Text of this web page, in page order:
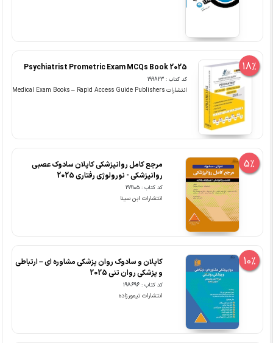
18%
Psychiatrist Prometric Exam MCQs Book 2025
کد کتاب : 199823
انتشارات Medical Exam Books – Rapid Access Guide Publishers
5%
مرجع کامل روانپزشکی کاپلان سادوک عصبی
روانپزشکی - نورولوژی رفتاری 2025
کد کتاب : 199105
انتشارات ابن سینا
10%
کاپلان و سادوک روان پزشکی مشاوره ای – ارتباطی
و پزشکی روان تنی 2025
کد کتاب : 198696
انتشارات تیمورزاده